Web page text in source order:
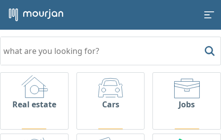
Real estate Cars Jobs